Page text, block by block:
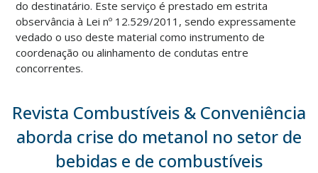
do destinatário. Este serviço é prestado em estrita
observância à Lei nº 12.529/2011, sendo expressamente
vedado o uso deste material como instrumento de
coordenação ou alinhamento de condutas entre
concorrentes.
Revista Combustíveis & Conveniência
aborda crise do metanol no setor de
bebidas e de combustíveis